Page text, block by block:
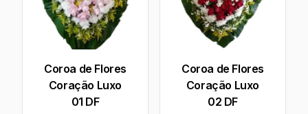
Coroa de Flores
Coração Luxo
01 DF
Coroa de Flores
Coração Luxo
02 DF